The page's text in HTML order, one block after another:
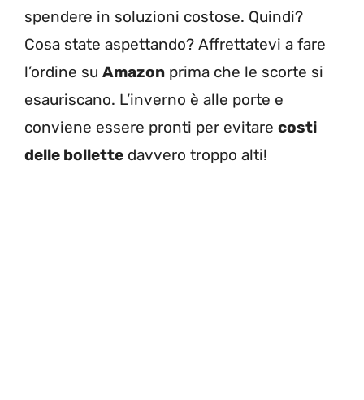
spendere in soluzioni costose. Quindi?
Cosa state aspettando? Affrettatevi a fare
l’ordine su Amazon prima che le scorte si
esauriscano. L’inverno è alle porte e
conviene essere pronti per evitare costi
delle bollette davvero troppo alti!